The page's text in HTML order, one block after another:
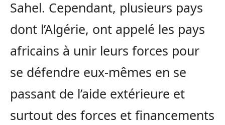
Sahel. Cependant, plusieurs pays
dont l’Algérie, ont appelé les pays
africains à unir leurs forces pour
se défendre eux-mêmes en se
passant de l’aide extérieure et
surtout des forces et financements